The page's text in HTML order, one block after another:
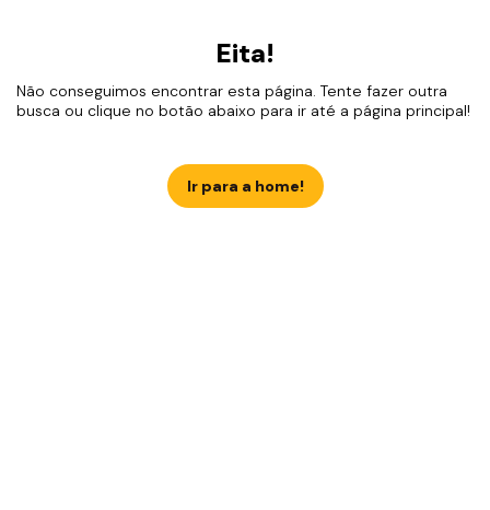
Eita!
Não conseguimos encontrar esta página. Tente fazer outra
busca ou clique no botão abaixo para ir até a página principal!
Ir para a home!